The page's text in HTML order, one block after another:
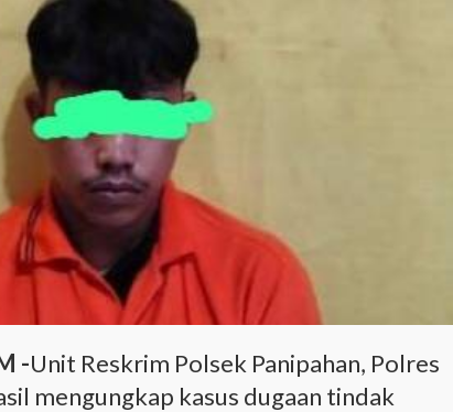
-Unit Reskrim Polsek Panipahan, Polres
mengungkap kasus dugaan tindak